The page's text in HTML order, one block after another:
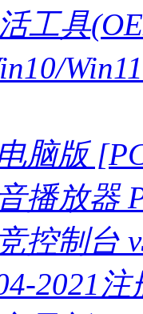
工具
脑版
播放器
控制台
2021